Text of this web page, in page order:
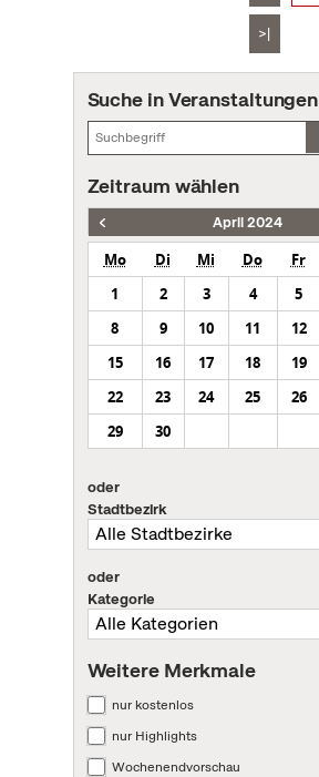
>|
Suche in Veranstaltungen
Zeitraum wählen
April 2024
Mo Di Mi Do Fr
1
2 3 4 5
8
9 10 11 12
15
16 17 18 19
22
23 24 25 26
29
30
oder
Stadtbezirk
oder
Kategorie
Weitere Merkmale
nur kostenlos
nur Highlights
Wochenendvorschau